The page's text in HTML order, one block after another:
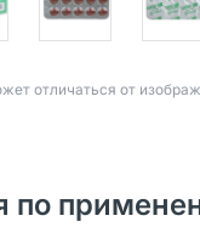
отличаться от
по